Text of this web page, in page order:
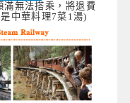
無法搭乘，將退費
中華料理7菜1湯)